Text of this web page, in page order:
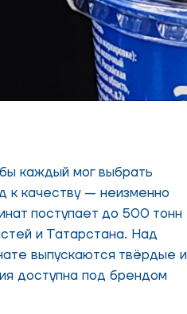
каждый мог выбрать
к качеству — неизменно
поступает до 500 тонн
и Татарстана. Над
выпускаются твёрдые и
доступна под брендом